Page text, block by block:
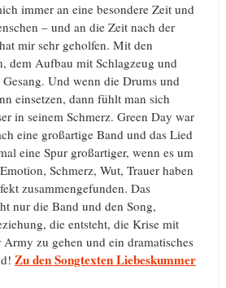
immer an eine besondere Zeit und
– und an die Zeit nach der
mir sehr geholfen. Mit den
dem Aufbau mit Schlagzeug und
Und wenn die Drums und
einsetzen, dann fühlt man sich
in seinem Schmerz. Green Day war
eine großartige Band und das Lied
eine Spur großartiger, wenn es um
Schmerz, Wut, Trauer haben
zusammengefunden. Das
nur die Band und den Song,
die entsteht, die Krise mit
zu gehen und ein dramatisches
Zu den Songtexten Liebeskummer